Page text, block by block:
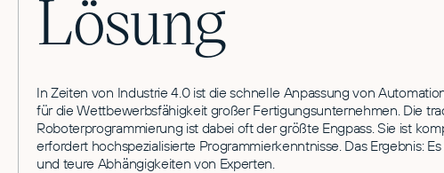
Lösung
In Zeiten von Industrie 4.0 ist die schnelle Anpassung von
für die Wettbewerbsfähigkeit großer Fertigungsunternehmen. Die
Roboterprogrammierung ist dabei oft der größte Engpass. Sie ist
erfordert hochspezialisierte Programmierkenntnisse. Das Ergebnis:
und teure Abhängigkeiten von Experten.